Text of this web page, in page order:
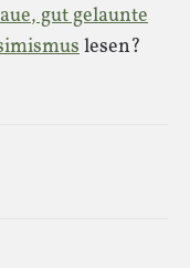
gut gelaunte
lesen?